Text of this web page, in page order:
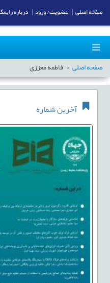
صفحه اصلی فاطمه معززی
آخرین شماره
صفحه اصلی عضویت/ ورود درباره رایمگ